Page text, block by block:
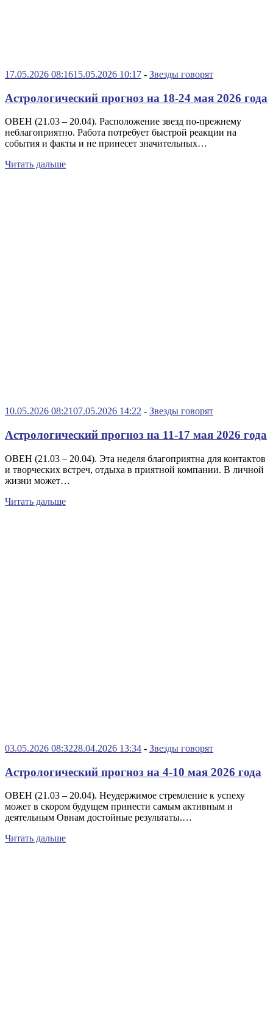
17.05.2026 08:1615.05.2026 10:17 - Звезды говорят
Астрологический прогноз на 18-24 мая 2026 года
ОВЕН (21.03 – 20.04). Расположение звезд по-прежнему
неблагоприятно. Работа потребует быстрой реакции на
события и факты и не принесет значительных…
Читать дальше
10.05.2026 08:2107.05.2026 14:22 - Звезды говорят
Астрологический прогноз на 11-17 мая 2026 года
ОВЕН (21.03 – 20.04). Эта неделя благоприятна для контактов
и творческих встреч, отдыха в приятной компании. В личной
жизни может…
Читать дальше
03.05.2026 08:3228.04.2026 13:34 - Звезды говорят
Астрологический прогноз на 4-10 мая 2026 года
ОВЕН (21.03 – 20.04). Неудержимое стремление к успеху
может в скором будущем принести самым активным и
деятельным Овнам достойные результаты.…
Читать дальше